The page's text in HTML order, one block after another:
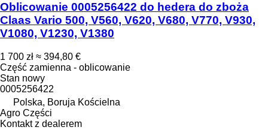
Oblicowanie 0005256422 do hedera do zboża
Claas Vario 500, V560, V620, V680, V770, V930,
V1080, V1230, V1380
1 700 zł ≈ 394,80 €
Część zamienna - oblicowanie
Stan nowy
0005256422
Polska, Boruja Kościelna
Agro Części
Kontakt z dealerem